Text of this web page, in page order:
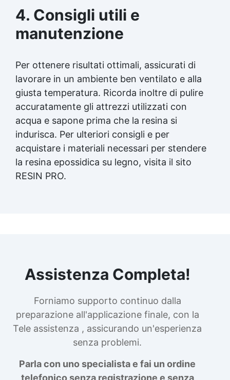
4. Consigli utili e
manutenzione
Per ottenere risultati ottimali, assicurati di
lavorare in un ambiente ben ventilato e alla
giusta temperatura. Ricorda inoltre di pulire
accuratamente gli attrezzi utilizzati con
acqua e sapone prima che la resina si
indurisca. Per ulteriori consigli e per
acquistare i materiali necessari per stendere
la resina epossidica su legno, visita il sito
RESIN PRO.
Assistenza Completa!
Forniamo supporto continuo dalla
preparazione all'applicazione finale, con la
Tele assistenza , assicurando un'esperienza
senza problemi.
Parla con uno specialista e fai un ordine
telefonico senza registrazione e senza